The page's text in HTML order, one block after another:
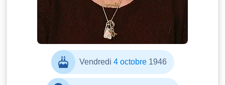
Vendredi 4 octobre1946